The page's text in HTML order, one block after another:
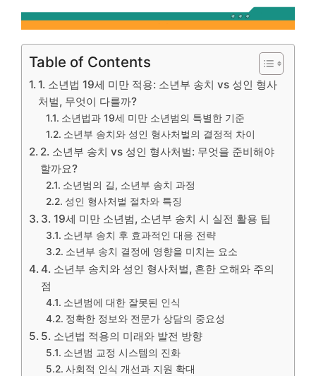
Table of Contents
1. 소년법 19세 미만 적용: 소년부 송치 vs 성인 형사
처벌, 무엇이 다를까?
소년법과 19세 미만 소년범의 특별한 기준
소년부 송치와 성인 형사처벌의 결정적 차이
2. 소년부 송치 vs 성인 형사처벌: 무엇을 준비해야
할까요?
소년범의 길, 소년부 송치 과정
성인 형사처벌 절차와 특징
3. 19세 미만 소년범, 소년부 송치 시 실전 활용 팁
소년부 송치 후 효과적인 대응 전략
소년부 송치 결정에 영향을 미치는 요소
4. 소년부 송치와 성인 형사처벌, 흔한 오해와 주의
점
소년범에 대한 잘못된 인식
정확한 정보와 전문가 상담의 중요성
5. 소년법 적용의 미래와 발전 방향
소년범 교정 시스템의 진화
사회적 인식 개선과 지원 확대